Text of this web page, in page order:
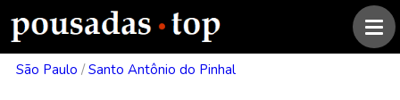
São Paulo / Santo Antônio do Pinhal